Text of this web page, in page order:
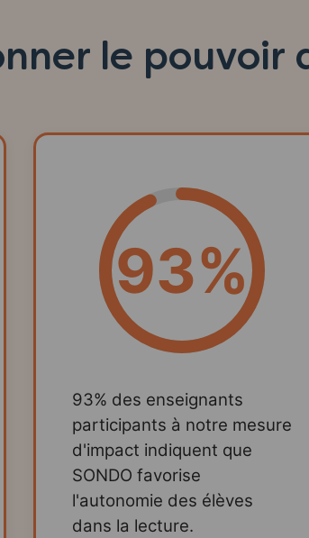
le pouvoir
93%
93% des enseignants
participants à notre mesure
d'impact indiquent que
SONDO favorise
l'autonomie des élèves
dans la lecture.